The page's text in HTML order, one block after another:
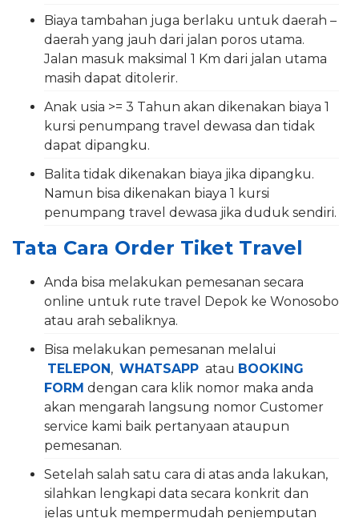
Biaya tambahan juga berlaku untuk daerah –
daerah yang jauh dari jalan poros utama.
Jalan masuk maksimal 1 Km dari jalan utama
masih dapat ditolerir.
Anak usia >= 3 Tahun akan dikenakan biaya 1
kursi penumpang travel dewasa dan tidak
dapat dipangku.
Balita tidak dikenakan biaya jika dipangku.
Namun bisa dikenakan biaya 1 kursi
penumpang travel dewasa jika duduk sendiri.
Tata Cara Order Tiket Travel
Anda bisa melakukan pemesanan secara
online untuk rute travel Depok ke Wonosobo
atau arah sebaliknya.
Bisa melakukan pemesanan melalui
TELEPON, WHATSAPP atau BOOKING
FORM dengan cara klik nomor maka anda
akan mengarah langsung nomor Customer
service kami baik pertanyaan ataupun
pemesanan.
Setelah salah satu cara di atas anda lakukan,
silahkan lengkapi data secara konkrit dan
jelas untuk mempermudah penjemputan